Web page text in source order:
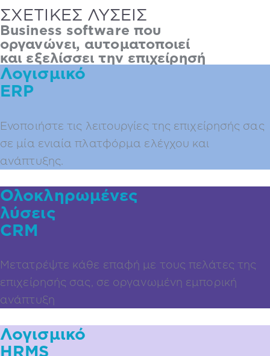
ΣΧΕΤΙΚΕΣ ΛΥΣΕΙΣ
Business software που
οργανώνει, αυτοματοποιεί
καιεξελίσσει την επιχείρησή
σας
Λογισμικό
ERP
Ενοποιήστε τις λειτουργίες της επιχείρησής σας
σε μία ενιαία πλατφόρμα ελέγχου και
ανάπτυξης.
Ολοκληρωμένες
λύσεις
CRM
Μετατρέψτε κάθε επαφή με τους πελάτες της
επιχείρησής σας, σε οργανωμένη εμπορική
ανάπτυξη
Λογισμικό
HRMS